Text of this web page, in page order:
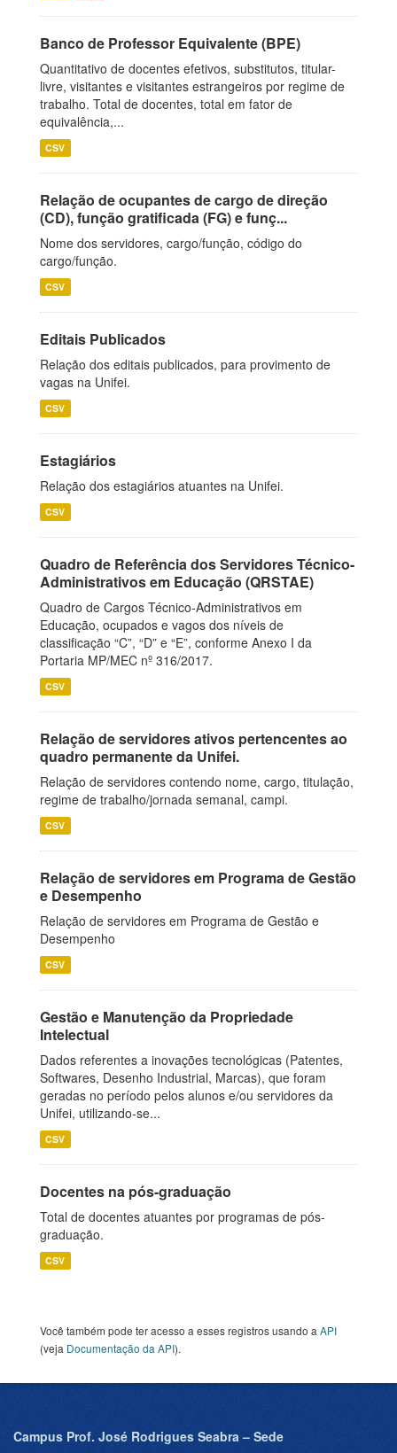
Banco de Professor Equivalente (BPE)
Quantitativo de docentes efetivos, substitutos, titular-
livre, visitantes e visitantes estrangeiros por regime de
trabalho. Total de docentes, total em fator de
equivalência,...
CSV
Relação de ocupantes de cargo de direção
(CD), função gratificada (FG) e funç...
Nome dos servidores, cargo/função, código do
cargo/função.
CSV
Editais Publicados
Relação dos editais publicados, para provimento de
vagas na Unifei.
CSV
Estagiários
Relação dos estagiários atuantes na Unifei.
CSV
Quadro de Referência dos Servidores Técnico-
Administrativos em Educação (QRSTAE)
Quadro de Cargos Técnico-Administrativos em
Educação, ocupados e vagos dos níveis de
classificação “C”, “D” e “E”, conforme Anexo I da
Portaria MP/MEC nº 316/2017.
CSV
Relação de servidores ativos pertencentes ao
quadro permanente da Unifei.
Relação de servidores contendo nome, cargo, titulação,
regime de trabalho/jornada semanal, campi.
CSV
Relação de servidores em Programa de Gestão
e Desempenho
Relação de servidores em Programa de Gestão e
Desempenho
CSV
Gestão e Manutenção da Propriedade
Intelectual
Dados referentes a inovações tecnológicas (Patentes,
Softwares, Desenho Industrial, Marcas), que foram
geradas no período pelos alunos e/ou servidores da
Unifei, utilizando-se...
CSV
Docentes na pós-graduação
Total de docentes atuantes por programas de pós-
graduação.
CSV
Você também pode ter acesso a esses registros usando a API
(veja Documentação da API).
Campus Prof. José Rodrigues Seabra – Sede